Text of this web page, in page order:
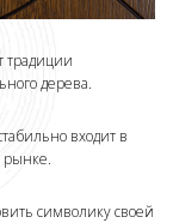
традиции
дерева.
входит в
рынке.
символику своей